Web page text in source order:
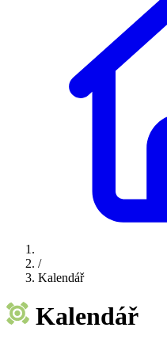
/
Kalendář
Kalendář